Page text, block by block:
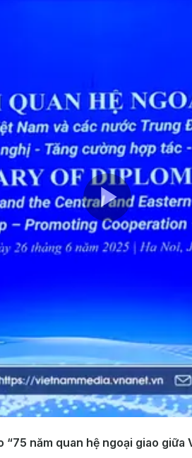
Play
năm quan hệ ngoại giao